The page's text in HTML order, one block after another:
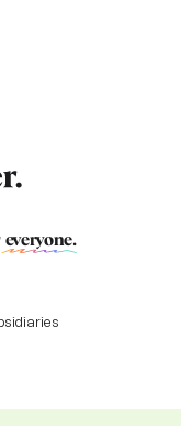
everyone.